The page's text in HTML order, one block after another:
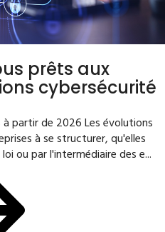
prêts aux
cybersécurité
partir de 2026 Les évolutions
à se structurer, qu'elles
ou par l'intermédiaire des e...